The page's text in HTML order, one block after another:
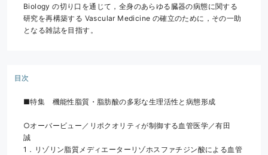
Biology の切り口を通じて，全身のあらゆる臓器の病態に関する
研究を再構築する Vascular Medicine の確立のために，その一助
となる雑誌を目指す。
目次
■特集　機能性脂質・脂肪酸の多彩な生理活性と病態形成
○オーバービュー／リポクオリティが制御する血管医学／有田
誠
1．リゾリン脂質メディエーターリゾホスファチジン酸による血管